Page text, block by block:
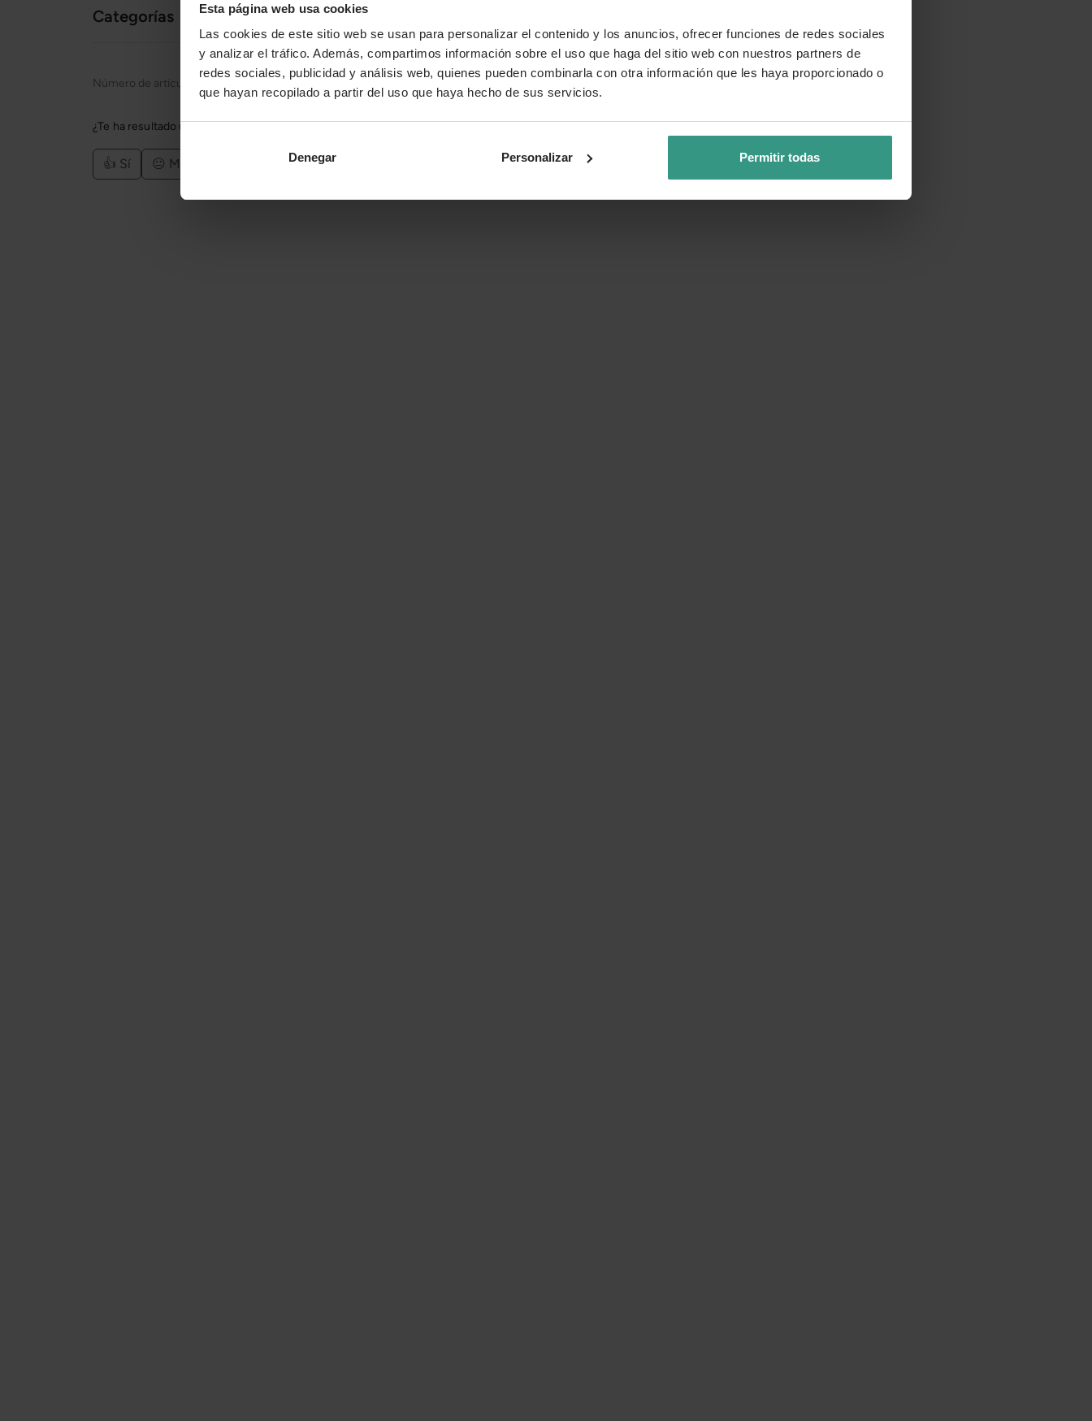
Esta página web usa cookies
Las cookies de este sitio web se usan para personalizar el contenido y los anuncios, ofrecer funciones de redes sociales
y analizar el tráfico. Además, compartimos información sobre el uso que haga del sitio web con nuestros partners de
redes sociales, publicidad y análisis web, quienes pueden combinarla con otra información que les haya proporcionado o
que hayan recopilado a partir del uso que haya hecho de sus servicios.
Denegar Personalizar Permitir todas
Categorías
Número de artículo:
¿Te ha resultado útil la información de este producto?
👍 Sí 😐 Más o menos 👎 No